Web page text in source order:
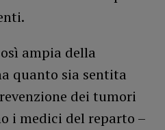
ampia della
quanto sia sentita
dei tumori
i medici del reparto –